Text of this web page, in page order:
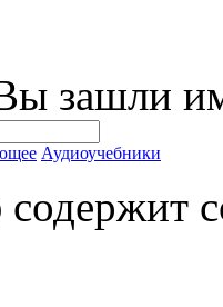
зашли
Аудиоучебники